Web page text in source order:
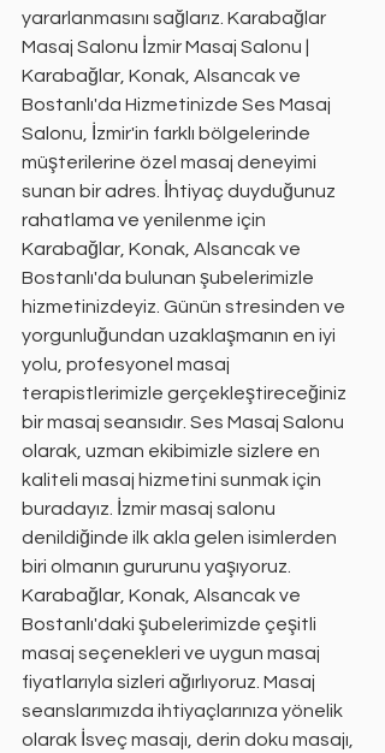
yararlanmasını sağlarız. Karabağlar
Masaj Salonu İzmir Masaj Salonu |
Karabağlar, Konak, Alsancak ve
Bostanlı'da Hizmetinizde Ses Masaj
Salonu, İzmir'in farklı bölgelerinde
müşterilerine özel masaj deneyimi
sunan bir adres. İhtiyaç duyduğunuz
rahatlama ve yenilenme için
Karabağlar, Konak, Alsancak ve
Bostanlı'da bulunan şubelerimizle
hizmetinizdeyiz. Günün stresinden ve
yorgunluğundan uzaklaşmanın en iyi
yolu, profesyonel masaj
terapistlerimizle gerçekleştireceğiniz
bir masaj seansıdır. Ses Masaj Salonu
olarak, uzman ekibimizle sizlere en
kaliteli masaj hizmetini sunmak için
buradayız. İzmir masaj salonu
denildiğinde ilk akla gelen isimlerden
biri olmanın gururunu yaşıyoruz.
Karabağlar, Konak, Alsancak ve
Bostanlı'daki şubelerimizde çeşitli
masaj seçenekleri ve uygun masaj
fiyatlarıyla sizleri ağırlıyoruz. Masaj
seanslarımızda ihtiyaçlarınıza yönelik
olarak İsveç masajı, derin doku masajı,